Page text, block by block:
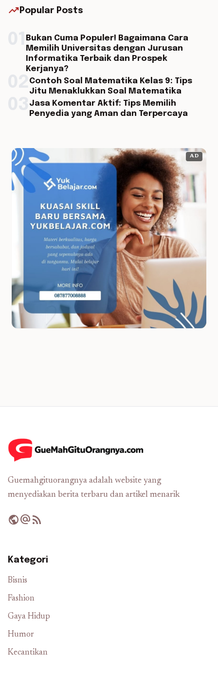
trending_up Popular Posts
Bukan Cuma Populer! Bagaimana Cara
Memilih Universitas dengan Jurusan
Informatika Terbaik dan Prospek
Kerjanya?
Contoh Soal Matematika Kelas 9: Tips
Jitu Menaklukkan Soal Matematika
Jasa Komentar Aktif: Tips Memilih
Penyedia yang Aman dan Terpercaya
AD
Guemahgituorangnya adalah website yang
menyediakan berita terbaru dan artikel menarik
publicalternate_emailrss_feed
Kategori
Bisnis
Fashion
Gaya Hidup
Humor
Kecantikan